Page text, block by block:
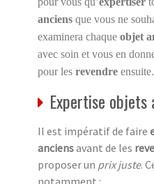
anciens que vous ne
examinera chaque objet
avec soin et vous en
pour les revendre ensuite.
Expertise objets
Il est impératif de faire
anciensavant de les
proposer un prix juste.
notamment :